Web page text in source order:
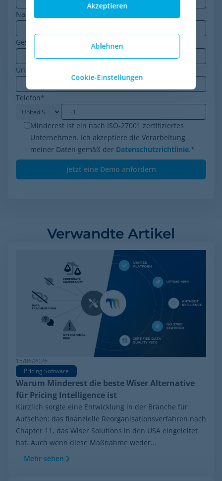
Nachname
Geschäfts-E-Mail
Unternehmen
Telefon*
Minderest ist ein nach ISO-27001 zertifiziertes
Unternehmen. Ich akzeptiere die Verarbeitung
meiner Daten gemäß der Datenschutzrichtlinie.*
Verwandte Artikel
15/06/2026
Pricing Software
Warum Minderest die beste Wiser Alternative
für Pricing Intelligence ist
Kürzlich sorgte eine Entwicklung in der Branche für
Aufsehen: das finanzielle Reorganisationsverfahren nach
Chapter 11, das Wiser Solutions in den USA eingeleitet
hat. Auch wenn diese Maßnahme weder...
Mehr sehen
Ablehnen
Akzeptieren
Cookie-Einstellungen